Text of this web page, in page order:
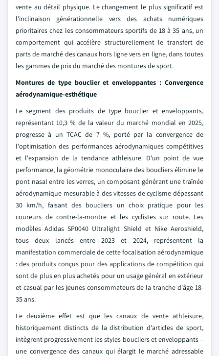
vente au détail physique. Le changement le plus significatif est
l'inclinaison générationnelle vers des achats numériques
prioritaires chez les consommateurs sportifs de 18 à 35 ans, un
comportement qui accélère structurellement le transfert de
parts de marché des canaux hors ligne vers en ligne, dans toutes
les gammes de prix du marché des montures de sport.
Montures de type bouclier et enveloppantes : Convergence
aérodynamique-esthétique
Le segment des produits de type bouclier et enveloppants,
représentant 10,3 % de la valeur du marché mondial en 2025,
progresse à un TCAC de 7 %, porté par la convergence de
l'optimisation des performances aérodynamiques compétitives
et l'expansion de la tendance athleisure. D'un point de vue
performance, la géométrie monoculaire des boucliers élimine le
pont nasal entre les verres, un composant générant une traînée
aérodynamique mesurable à des vitesses de cyclisme dépassant
30 km/h, faisant des boucliers un choix pratique pour les
coureurs de contre-la-montre et les cyclistes sur route. Les
modèles Adidas SP0040 Ultralight Shield et Nike Aeroshield,
tous deux lancés entre 2023 et 2024, représentent la
manifestation commerciale de cette focalisation aérodynamique
: des produits conçus pour des applications de compétition qui
sont de plus en plus achetés pour un usage général en extérieur
et casual par les jeunes consommateurs de la tranche d'âge 18-
35 ans.
Le deuxième effet est que les canaux de vente athleisure,
historiquement distincts de la distribution d'articles de sport,
intègrent progressivement les styles boucliers et enveloppants –
une convergence des canaux qui élargit le marché adressable